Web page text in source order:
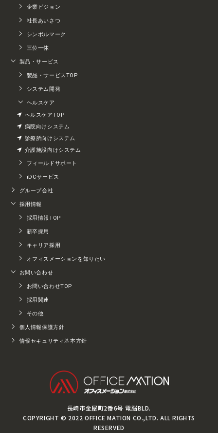
企業ビジョン
社長あいさつ
シンボルマーク
三位一体
製品・サービス
製品・サービスTOP
システム開発
ヘルスケア
ヘルスケアTOP
病院向けシステム
診療所向けシステム
介護施設向けシステム
フィールドサポート
iDCサービス
グループ会社
採用情報
採用情報TOP
新卒採用
キャリア採用
オフィスメーションを知りたい
お問い合わせ
お問い合わせTOP
採用関連
その他
個人情報保護方針
情報セキュリティ基本方針
長崎市金屋町2番6号 電脳BLD.
COPYRIGHT © 2022 OFFICE MATION CO.,LTD. ALL RIGHTS
RESERVED